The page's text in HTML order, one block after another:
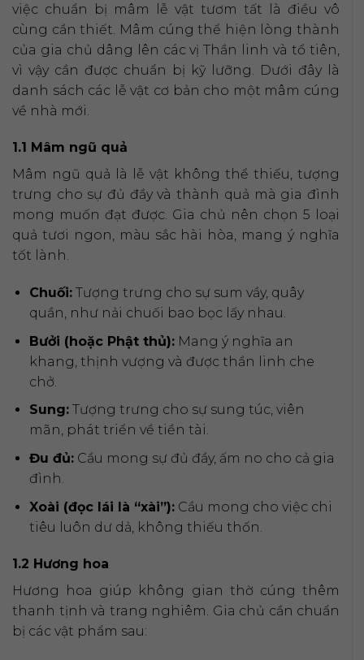
việc chuẩn bị mâm lễ vật tươm tất là điều vô
cùng cần thiết. Mâm cúng thể hiện lòng thành
của gia chủ dâng lên các vị Thần linh và tổ tiên,
vì vậy cần được chuẩn bị kỹ lưỡng. Dưới đây là
danh sách các lễ vật cơ bản cho một mâm cúng
về nhà mới.
1.1 Mâm ngũ quả
Mâm ngũ quả là lễ vật không thể thiếu, tượng
trưng cho sự đủ đầy và thành quả mà gia đình
mong muốn đạt được. Gia chủ nên chọn 5 loại
quả tươi ngon, màu sắc hài hòa, mang ý nghĩa
tốt lành.
Chuối:Tượng trưng cho sự sum vầy, quây
quần, như nải chuối bao bọc lấy nhau.
Bưởi (hoặc Phật thủ):Mang ý nghĩa an
khang, thịnh vượng và được thần linh che
chở.
Sung:Tượng trưng cho sự sung túc, viên
mãn, phát triển về tiền tài.
Đu đủ:Cầu mong sự đủ đầy, ấm no cho cả gia
đình.
Xoài (đọc lái là “xài”):Cầu mong cho việc chi
tiêu luôn dư dả, không thiếu thốn.
1.2 Hương hoa
Hương hoa giúp không gian thờ cúng thêm
thanh tịnh và trang nghiêm. Gia chủ cần chuẩn
bị các vật phẩm sau: